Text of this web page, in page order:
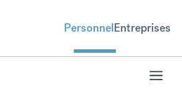
PersonnelEntreprises